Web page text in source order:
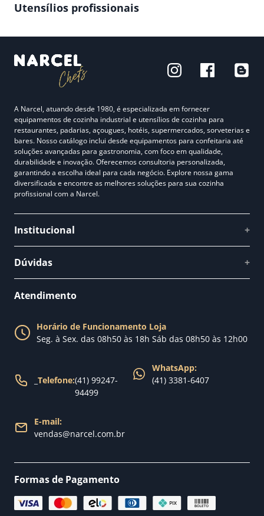
Utensílios profissionais
A Narcel, atuando desde 1980, é especializada em fornecer
equipamentos de cozinha industrial e utensílios de cozinha para
restaurantes, padarias, açougues, hotéis, supermercados, sorveterias e
bares. Nosso catálogo inclui desde equipamentos para confeitaria até
soluções avançadas para gastronomia, com foco em qualidade,
durabilidade e inovação. Oferecemos consultoria personalizada,
garantindo a escolha ideal para cada negócio. Explore nossa gama
diversificada e encontre as melhores soluções para sua cozinha
profissional com a Narcel.
Institucional +
Fale conosco
Nossa loja
Dúvidas +
Política de Trocas
Política de Entrega
Atendimento
Horário de Funcionamento Loja
Seg. à Sex. das 08h50 às 18h Sáb das 08h50 às 12h00
Telefone:(41) 99247-
94499
WhatsApp:
(41) 3381-6407
E-mail:
vendas@narcel.com.br
Formas de Pagamento